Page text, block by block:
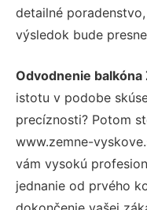
detailné
výsledok bude
Odvodnenie
istotu v podobe
precíznosti? Potom
www.zemne-
vám vysokú
jednanie od prvého